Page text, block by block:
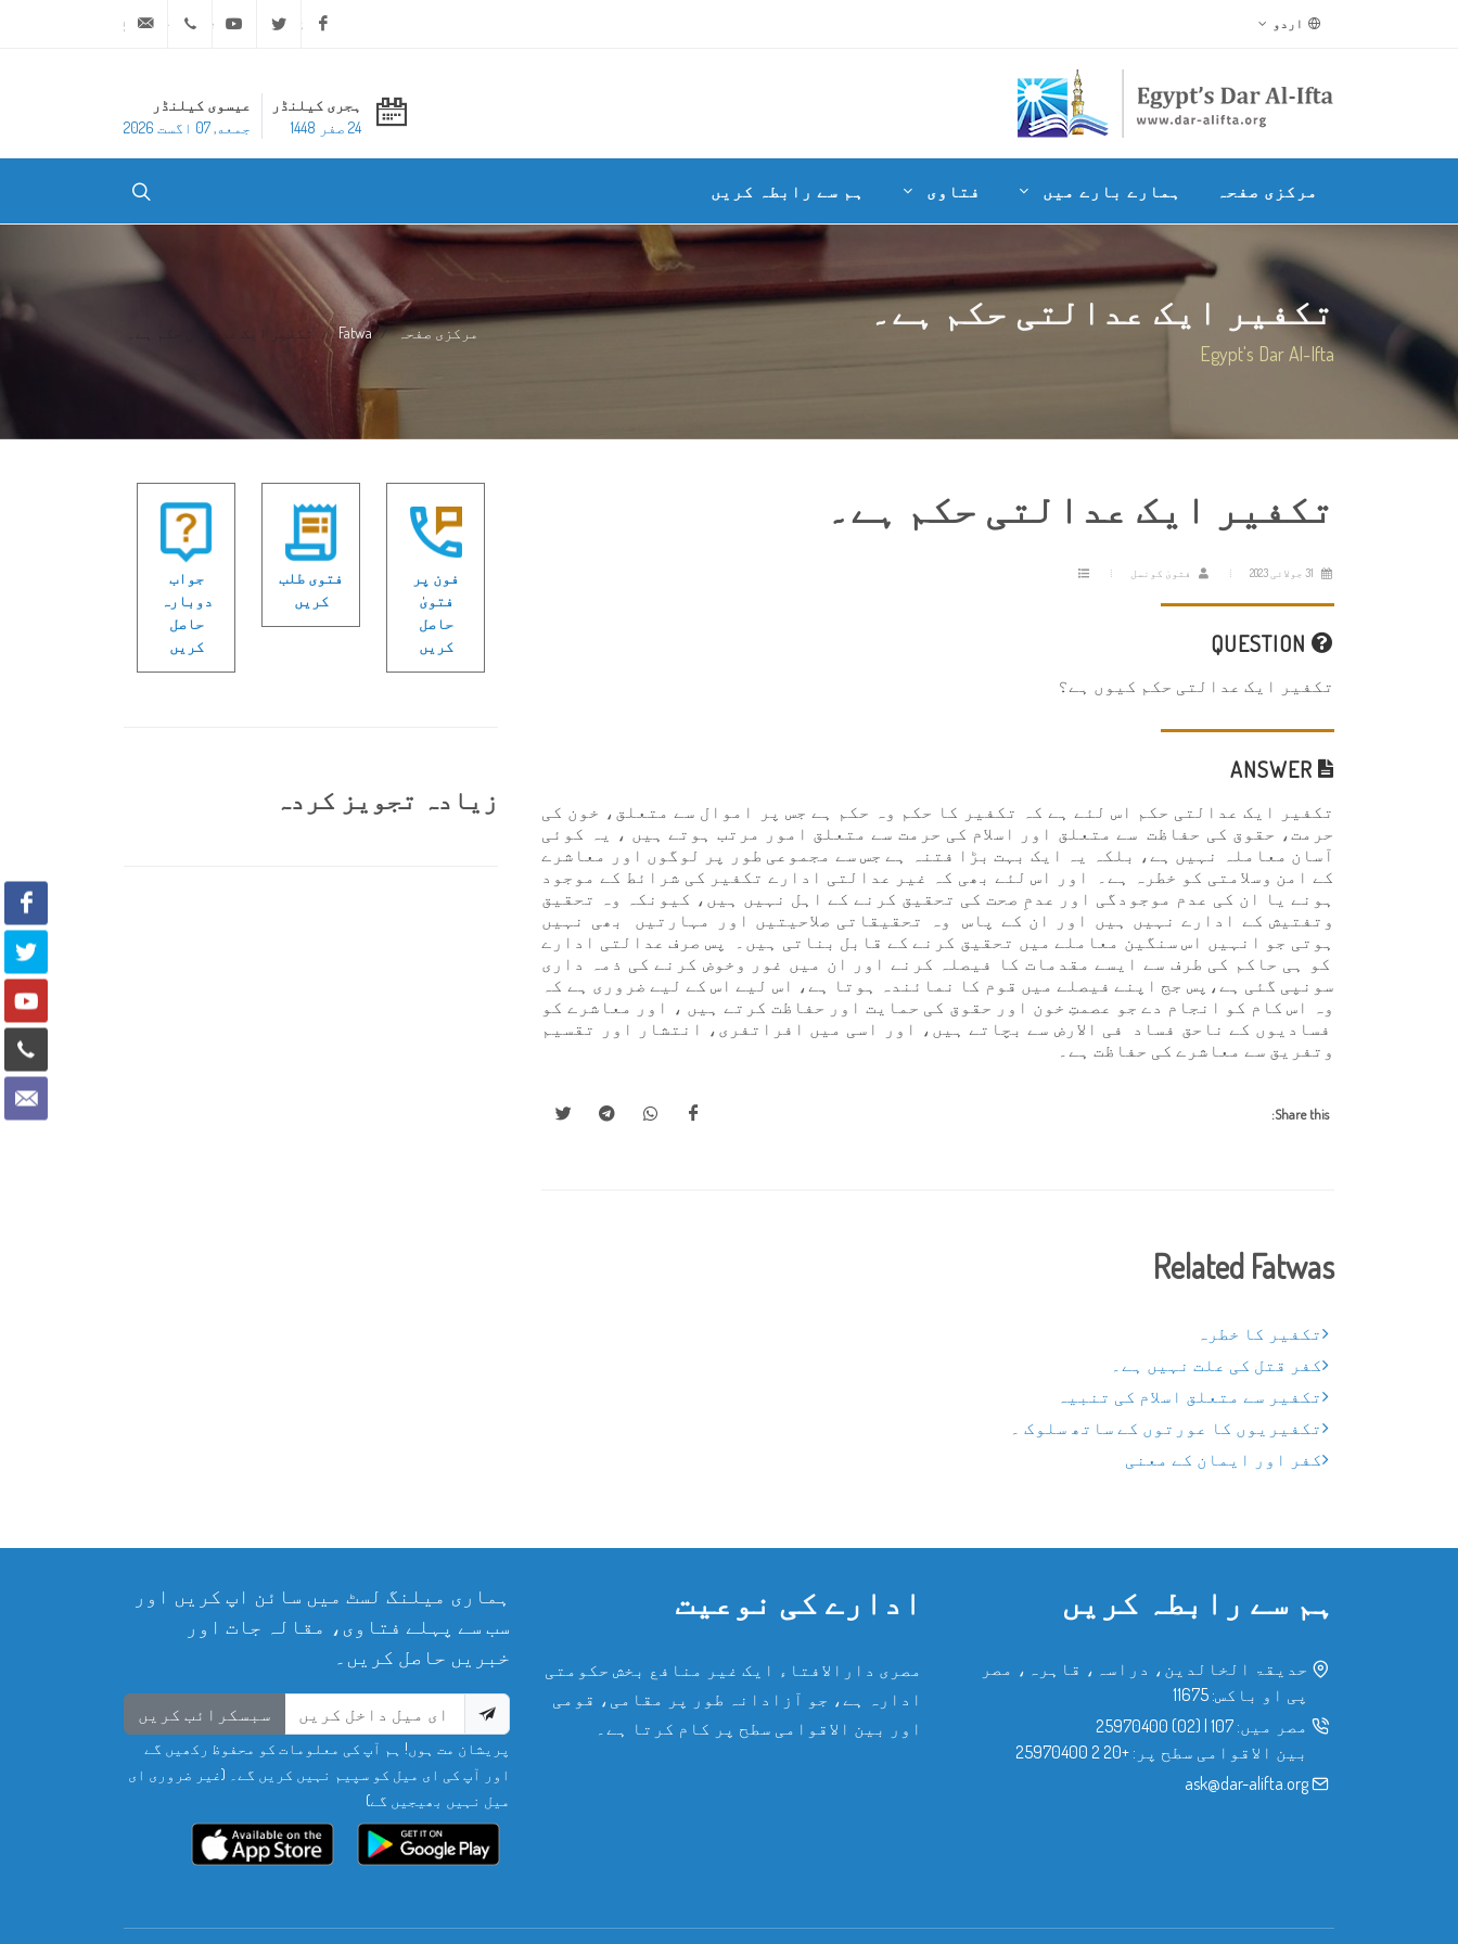
اردو Facebook
Twitter
Youtube
ہجری کیلنڈر
24 صفر 1448
عیسوی کیلنڈر
جمعه, 07 اگست 2026
مرکزی صفحہ ہمارے بارے میں فتاوی ہم سے رابطہ کریں
تکفیر ایک عدالتی حکم ہے۔
Egypt's Dar Al-Ifta
مرکزی صفحہ Fatwa تکفیر ایک عدالتی حکم ہے۔
تکفیر ایک عدالتی حکم ہے۔
فتویٰ کونسل
تکفیر ایک عدالتی حکم کیوں ہے؟
تکفیر ایک عدالتی حکم اس لئے ہے کہ تکفیر کا حکم وہ حکم ہے جس پر اموال سے متعلق، خون کی
حرمت، حقوق کی حفاظت سے متعلق اور اسلام کی حرمت سے متعلق امور مرتب ہوتے ہیں ، یہ کوئی
آسان معاملہ نہیں ہے، بلکہ یہ ایک بہت بڑا فتنہ ہے جس سے مجموعی طور پر لوگوں اور معاشرے
کے امن وسلامتی کو خطرہ ہے۔ اور اس لئے بھی کہ غیر عدالتی ادارے تکفیر کی شرائط کے موجود
ہونے یا ان کی عدم موجودگی اور عدمِ صحت کی تحقیق کرنے کے اہل نہیں ہیں، کیونکہ وہ تحقیق
وتفتیش کے ادارے نہیں ہیں اور ان کے پاس وہ تحقیقاتی صلاحیتیں اور مہارتیں بھی نہیں
ہوتی جو انہیں اس سنگین معاملے میں تحقیق کرنے کے قابل بناتی ہیں۔ پس صرف عدالتی ادارے
کو ہی حاکم کی طرف سے ایسے مقدمات کا فیصلہ کرنے اور ان میں غور وخوض کرنے کی ذمہ داری
سونپی گئی ہے،پس جج اپنے فیصلے میں قوم کا نمائندہ ہوتا ہے، اس لیے اس کے لیے ضروری ہے کہ
وہ اس کام کو انجام دے جو عصمتِ خون اور حقوق کی حمایت اور حفاظت کرتے ہیں ، اور معاشرے کو
فسادیوں کے ناحق فساد فی الارض سے بچاتے ہیں، اور اسی میں افراتفری، انتشار اور تقسیم
وتفریق سے معاشرے کی حفاظت ہے۔
Share this:
Related Fatwas
تکفیر کا خطرہ
کفر قتل کی علت نہیں ہے۔
تکفیر سے متعلق اسلام کی تنبیہ
تکفیریوں کا عورتوں کے ساتھ سلوک ۔
کفر اور ایمان کے معنی
فون پر
فتویٰ
حاصل
کریں
فتوی طلب
کریں
جواب
دوبارہ
حاصل
کریں
زیادہ تجویز کردہ
ہم سے رابطہ کریں
حدیقۃ الخالدین، دراسہ، قاہرہ، مصر
پی او باکس: 11675
مصر میں: 107
(02) 25970400
بین الاقوامی سطح پر: +20 2 25970400
ask@dar-alifta.org
ادارے کی نوعیت
مصری دارالافتاء ایک غیر منافع بخش حکومتی
ادارہ ہے، جو آزادانہ طور پر مقامی، قومی
اور بین الاقوامی سطح پر کام کرتا ہے۔
ہماری میلنگ لسٹ میں سائن اپ کریں اور
سب سے پہلے فتاوی، مقالہ جات اور
خبریں حاصل کریں۔
سبسکرائب کریں
پریشان مت ہوں! ہم آپ کی معلومات کو محفوظ رکھیں گے
اور آپ کی ای میل کو سپیم نہیں کریں گے۔ (غیر ضروری ای
میل نہیں بھیجیں گے)